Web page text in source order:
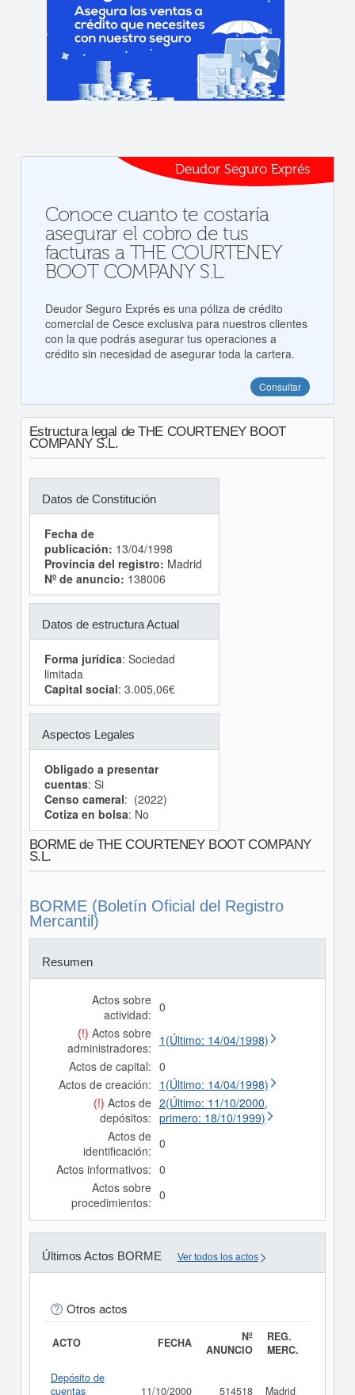
Deudor Seguro Exprés
Conoce cuanto te costaría
asegurar el cobro de tus
facturas a THE COURTENEY
BOOT COMPANY S.L.
Deudor Seguro Exprés es una póliza de crédito
comercial de Cesce exclusiva para nuestros clientes
con la que podrás asegurar tus operaciones a
crédito sin necesidad de asegurar toda la cartera.
Consultar
Estructura legal de THE COURTENEY BOOT
COMPANY S.L.
Datos de Constitución
Fecha de
publicación: 13/04/1998
Provincia del registro: Madrid
Nº de anuncio: 138006
Datos de estructura Actual
Forma jurídica: Sociedad
limitada
Capital social: 3.005,06€
Aspectos Legales
Obligado a presentar
cuentas: Si
Censo cameral: (2022)
Cotiza en bolsa: No
BORME de THE COURTENEY BOOT COMPANY
S.L.
BORME (Boletín Oficial del Registro
Mercantil)
Resumen
Actos sobre
actividad: 0
(!) Actos sobre
administradores: 1(Último: 14/04/1998)
Actos de capital: 0
Actos de creación: 1(Último: 14/04/1998)
(!) Actos de
depósitos:
2(Último: 11/10/2000,
primero: 18/10/1999)
Actos de
identificación: 0
Actos informativos: 0
Actos sobre
procedimientos: 0
Últimos Actos BORME Ver todos los actos
Otros actos
ACTO FECHA
Nº
ANUNCIO
REG.
MERC.
Depósito de
cuentas
11/10/2000 514518 Madrid